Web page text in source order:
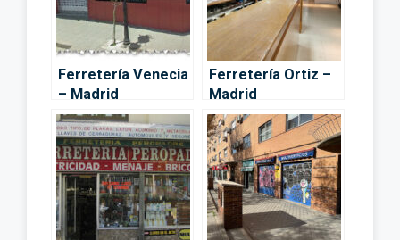
Ferretería Venecia
– Madrid
Ferretería Ortiz –
Madrid